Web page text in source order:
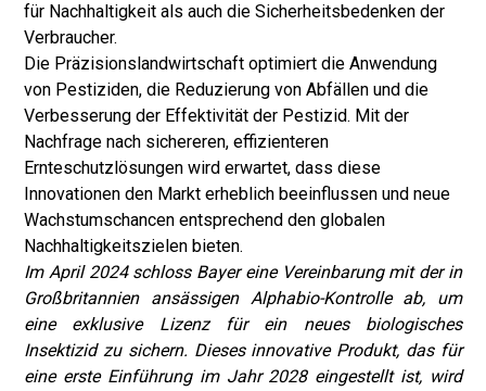
für Nachhaltigkeit als auch die Sicherheitsbedenken der
Verbraucher.
Die Präzisionslandwirtschaft optimiert die Anwendung
von Pestiziden, die Reduzierung von Abfällen und die
Verbesserung der Effektivität der Pestizid. Mit der
Nachfrage nach sichereren, effizienteren
Ernteschutzlösungen wird erwartet, dass diese
Innovationen den Markt erheblich beeinflussen und neue
Wachstumschancen entsprechend den globalen
Nachhaltigkeitszielen bieten.
Im April 2024 schloss Bayer eine Vereinbarung mit der in
Großbritannien ansässigen Alphabio-Kontrolle ab, um
eine exklusive Lizenz für ein neues biologisches
Insektizid zu sichern. Dieses innovative Produkt, das für
eine erste Einführung im Jahr 2028 eingestellt ist, wird